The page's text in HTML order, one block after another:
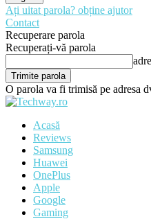
Ați uitat parola? obține ajutor
Contact
Recuperare parola
Recuperați-vă parola
O parola va fi trimisă pe adresa
Acasă
Reviews
Samsung
Huawei
OnePlus
Apple
Google
Gaming